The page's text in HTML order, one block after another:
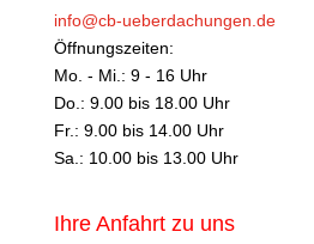
info@cb-ueberdachungen.de
Öffnungszeiten:
Mo. - Mi.: 9 - 16 Uhr
Do.: 9.00 bis 18.00 Uhr
Fr.: 9.00 bis 14.00 Uhr
Sa.: 10.00 bis 13.00 Uhr
Ihre Anfahrt zu uns